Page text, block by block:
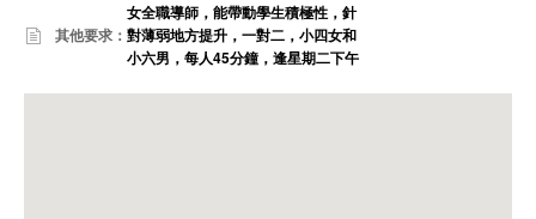
其他要求：
女全職導師，能帶動學生積極性，針
對薄弱地方提升，一對二，小四女和
小六男，每人45分鐘，逢星期二下午